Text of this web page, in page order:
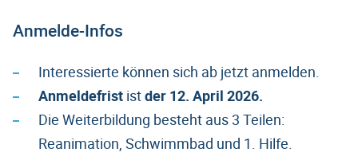
Anmelde-Infos
Interessierte können sich ab jetzt anmelden.
Anmeldefrist istder 12. April 2026.
Die Weiterbildung besteht aus 3 Teilen:
Reanimation, Schwimmbad und 1. Hilfe.